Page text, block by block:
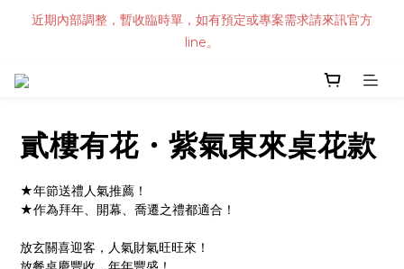
近期內部調整，暫收臨時單，如有預定或專案需求請來訊官方
line。
貳樓有花・紫氣東來桌花款
★年節送禮人氣推薦！
★作為拜年、開幕、喬遷之禮都適合！
放玄關喜迎客，人氣財氣旺旺來！